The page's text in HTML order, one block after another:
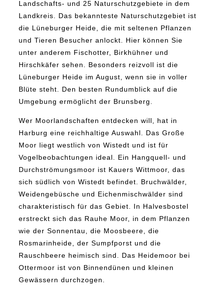
Landschafts- und 25 Naturschutzgebiete in dem
Landkreis. Das bekannteste Naturschutzgebiet ist
die Lüneburger Heide, die mit seltenen Pflanzen
und Tieren Besucher anlockt. Hier können Sie
unter anderem Fischotter, Birkhühner und
Hirschkäfer sehen. Besonders reizvoll ist die
Lüneburger Heide im August, wenn sie in voller
Blüte steht. Den besten Rundumblick auf die
Umgebung ermöglicht der Brunsberg.
Wer Moorlandschaften entdecken will, hat in
Harburg eine reichhaltige Auswahl. Das Große
Moor liegt westlich von Wistedt und ist für
Vogelbeobachtungen ideal. Ein Hangquell- und
Durchströmungsmoor ist Kauers Wittmoor, das
sich südlich von Wistedt befindet. Bruchwälder,
Weidengebüsche und Eichenmischwälder sind
charakteristisch für das Gebiet. In Halvesbostel
erstreckt sich das Rauhe Moor, in dem Pflanzen
wie der Sonnentau, die Moosbeere, die
Rosmarinheide, der Sumpfporst und die
Rauschbeere heimisch sind. Das Heidemoor bei
Ottermoor ist von Binnendünen und kleinen
Gewässern durchzogen.